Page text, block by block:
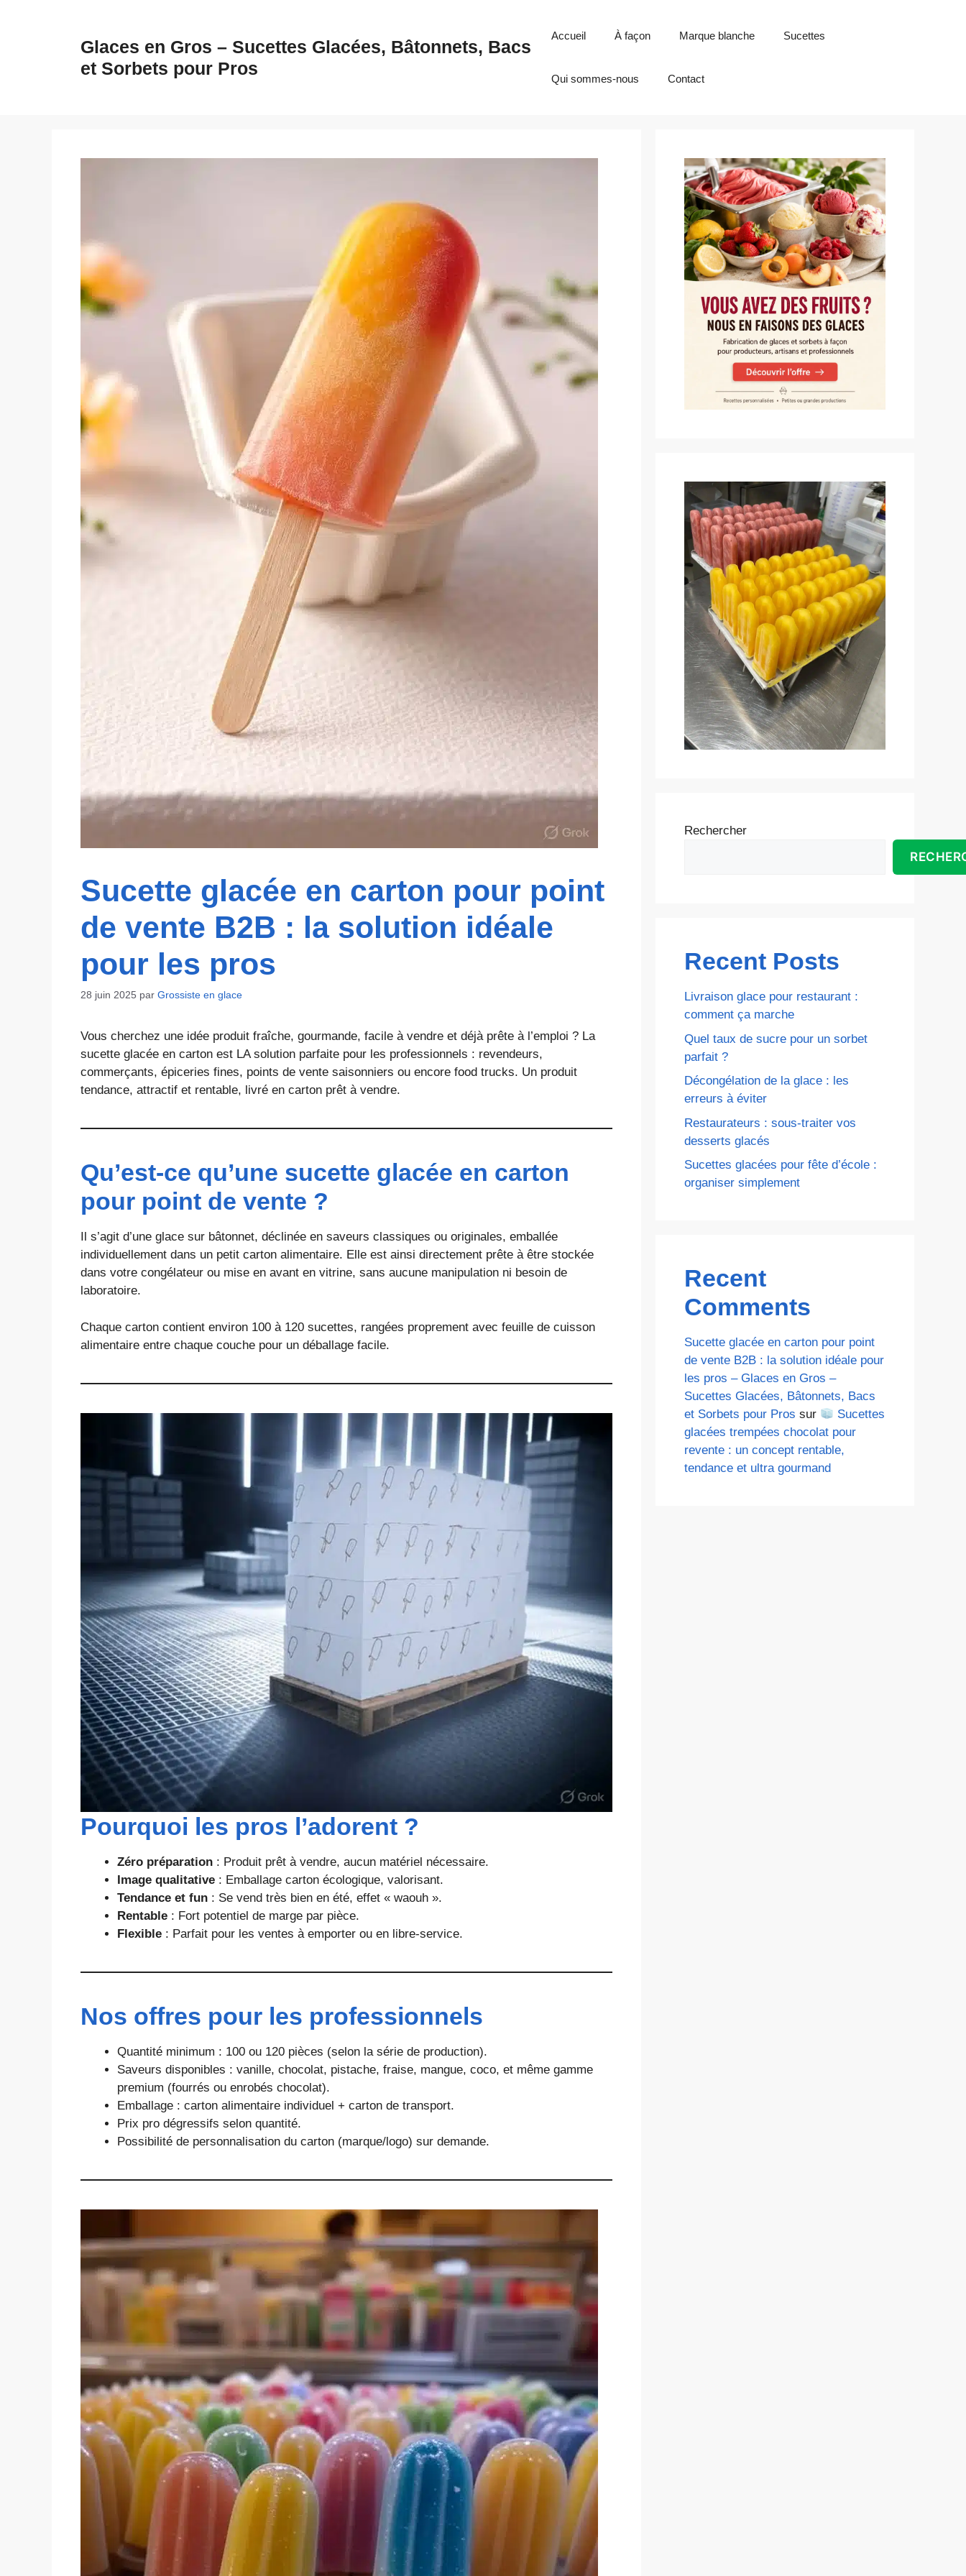
Glaces en Gros – Sucettes Glacées, Bâtonnets, Bacs
et Sorbets pour Pros
Accueil À façon Marque blanche Sucettes
Qui sommes-nous Contact
Sucette glacée en carton pour point
de vente B2B : la solution idéale
pour les pros
28 juin 2025 par Grossiste en glace
Vous cherchez une idée produit fraîche, gourmande, facile à vendre et déjà prête à l’emploi ? La
sucette glacée en carton est LA solution parfaite pour les professionnels : revendeurs,
commerçants, épiceries fines, points de vente saisonniers ou encore food trucks. Un produit
tendance, attractif et rentable, livré en carton prêt à vendre.
Qu’est-ce qu’une sucette glacée en carton
pour point de vente ?
Il s’agit d’une glace sur bâtonnet, déclinée en saveurs classiques ou originales, emballée
individuellement dans un petit carton alimentaire. Elle est ainsi directement prête à être stockée
dans votre congélateur ou mise en avant en vitrine, sans aucune manipulation ni besoin de
laboratoire.
Chaque carton contient environ 100 à 120 sucettes, rangées proprement avec feuille de cuisson
alimentaire entre chaque couche pour un déballage facile.
Pourquoi les pros l’adorent ?
Zéro préparation : Produit prêt à vendre, aucun matériel nécessaire.
Image qualitative : Emballage carton écologique, valorisant.
Tendance et fun : Se vend très bien en été, effet « waouh ».
Rentable : Fort potentiel de marge par pièce.
Flexible : Parfait pour les ventes à emporter ou en libre-service.
Nos offres pour les professionnels
Quantité minimum : 100 ou 120 pièces (selon la série de production).
Saveurs disponibles : vanille, chocolat, pistache, fraise, mangue, coco, et même gamme
premium (fourrés ou enrobés chocolat).
Emballage : carton alimentaire individuel + carton de transport.
Prix pro dégressifs selon quantité.
Possibilité de personnalisation du carton (marque/logo) sur demande.
Rechercher
Recent Posts
Livraison glace pour restaurant :
comment ça marche
Quel taux de sucre pour un sorbet
parfait ?
Décongélation de la glace : les
erreurs à éviter
Restaurateurs : sous-traiter vos
desserts glacés
Sucettes glacées pour fête d’école :
organiser simplement
Recent
Comments
Sucette glacée en carton pour point
de vente B2B : la solution idéale pour
les pros – Glaces en Gros –
Sucettes Glacées, Bâtonnets, Bacs
et Sorbets pour Pros sur
Sucettes
glacées trempées chocolat pour
revente : un concept rentable,
tendance et ultra gourmand